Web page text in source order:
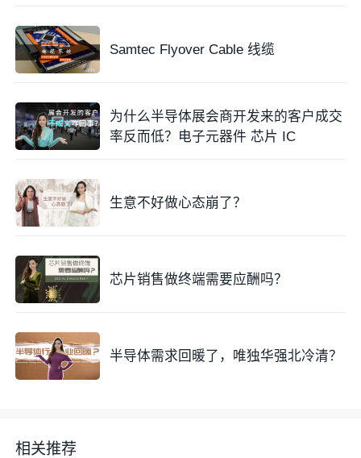
Samtec Flyover Cable 线缆
为什么半导体展会商开发来的客户成交
率反而低？电子元器件 芯片 IC
生意不好做心态崩了？
芯片销售做终端需要应酬吗？
半导体需求回暖了，唯独华强北冷清？
相关推荐